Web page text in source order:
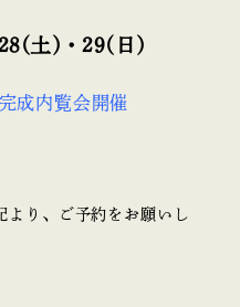
土)・29(日)
成内覧会開催
より、ご予約をお願いし